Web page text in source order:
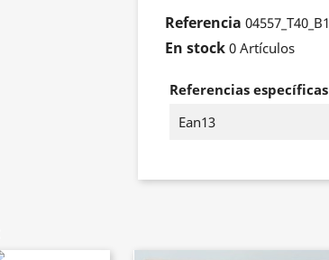
Referencia 04557_T40_B1
En stock 0 Artículos
Referencias específicas
Ean13